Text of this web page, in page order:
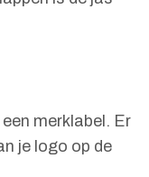
merklabel. Er
je logo op de